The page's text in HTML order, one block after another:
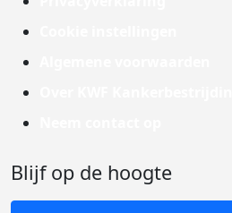
Blijf op de hoogte